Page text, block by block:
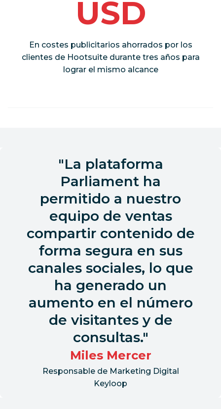
USD
En costes publicitarios ahorrados por los
clientes de Hootsuite durante tres años para
lograr el mismo alcance
La plataforma
Parliament ha
permitido a nuestro
equipo de ventas
compartir contenido de
forma segura en sus
canales sociales, lo que
ha generado un
aumento en el número
de visitantes y de
consultas.
Miles Mercer
Responsable de Marketing Digital
Keyloop